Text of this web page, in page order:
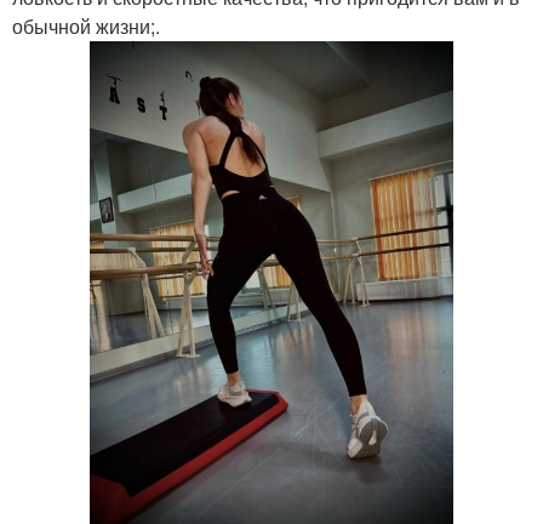
обычной жизни;.